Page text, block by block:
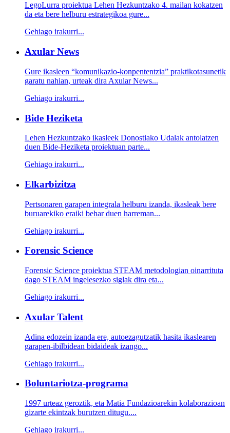
LegoLurra proiektua Lehen Hezkuntzako 4. mailan kokatzen
da eta bere helburu estrategikoa gure...
Gehiago irakurri...
Axular News
Gure ikasleen “komunikazio-konpententzia” praktikotasunetik
garatu nahian, urteak dira Axular News...
Gehiago irakurri...
Bide Heziketa
Lehen Hezkuntzako ikasleek Donostiako Udalak antolatzen
duen Bide-Heziketa proiektuan parte...
Gehiago irakurri...
Elkarbizitza
Pertsonaren garapen integrala helburu izanda, ikasleak bere
buruarekiko eraiki behar duen harreman...
Gehiago irakurri...
Forensic Science
Forensic Science proiektua STEAM metodologian oinarrituta
dago STEAM ingelesezko siglak dira eta...
Gehiago irakurri...
Axular Talent
Adina edozein izanda ere, autoezagutzatik hasita ikaslearen
garapen-ibilbidean bidaideak izango...
Gehiago irakurri...
Boluntariotza-programa
1997 urteaz geroztik, eta Matia Fundazioarekin kolaborazioan
gizarte ekintzak burutzen ditugu....
Gehiago irakurri...